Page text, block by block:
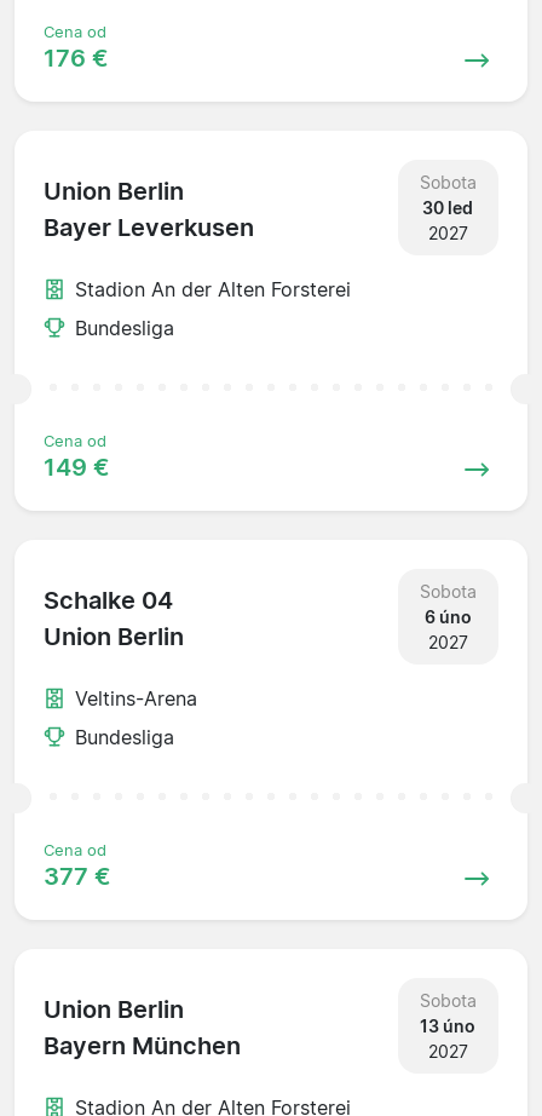
Cena od
176 €
Union Berlin
Bayer Leverkusen
Sobota
30 led
2027
Stadion An der Alten Forsterei
Bundesliga
Cena od
149 €
Schalke 04
Union Berlin
Sobota
6 úno
2027
Veltins-Arena
Bundesliga
Cena od
377 €
Union Berlin
Bayern München
Sobota
13 úno
2027
Stadion An der Alten Forsterei